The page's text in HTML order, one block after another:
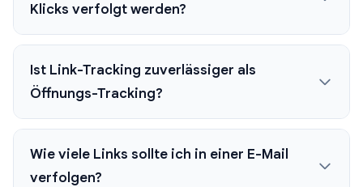
Klicks verfolgt werden?
Ist Link-Tracking zuverlässiger als
Öffnungs-Tracking?
Wie viele Links sollte ich in einer E-Mail
verfolgen?